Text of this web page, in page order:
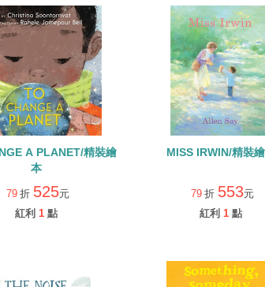
A PLANET/精裝繪
本
79 折 525元
紅利 1 點
MISS IRWIN/精裝
79 折 553元
紅利 1 點